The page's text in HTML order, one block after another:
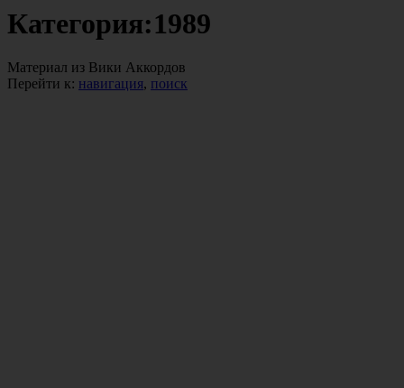
Категория:1989
Материал из Вики Аккордов
Перейти к: навигация, поиск